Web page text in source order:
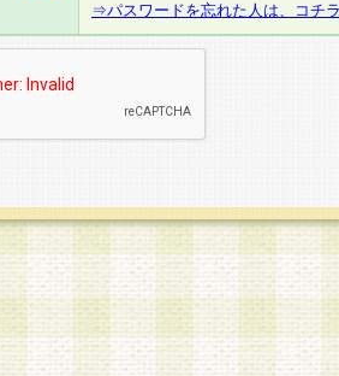
⇒パスワードを忘れた人は、コチ